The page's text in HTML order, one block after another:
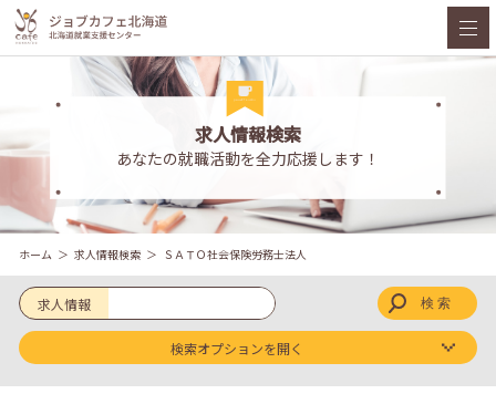
求人情報検索
あなたの就職活動を全力応援します！
ホーム 求人情報検索 ＳＡＴＯ社会保険労務士法人
求人情報
検索オプションを開く